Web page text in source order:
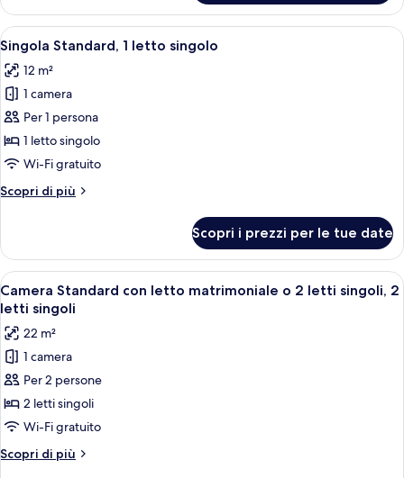
Suite
with
sea
view
Apri
tutte
le
foto
per
Singola
Standard,
letto
Camera d'albergo con un letto
3
Singola Standard, 1 letto singolo
12 m²
1 camera
Per 1 persona
1 letto singolo
Wi-Fi gratuito
Scopri di più
Altri
Standard,
letto
singolo
Scopri i prezzi per le tue date
Apri
tutte
le
foto
per
Camera
Standard
con
letto
matrimoniale
Camera d'albergo con un letto
5
Camera Standard con letto matrimoniale o 2 letti singoli, 2
letti singoli
22 m²
1 camera
Per 2 persone
2 letti singoli
Wi-Fi gratuito
Scopri di più
Altri